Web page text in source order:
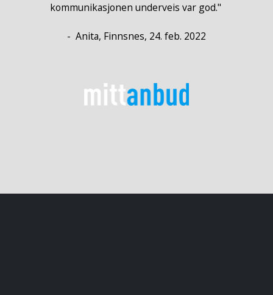
kommunikasjonen underveis var god."
- Anita, Finnsnes, 24. feb. 2022